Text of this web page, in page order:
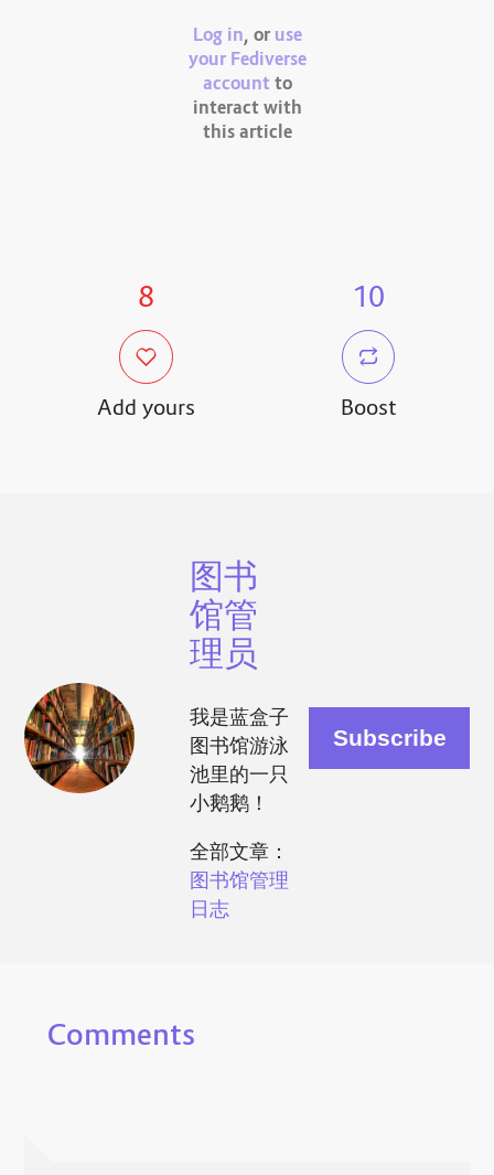
Log in, or use
your Fediverse
account to
interact with
this article
8
Add yours
10
Boost
图书
馆管
理员
我是蓝盒子
图书馆游泳
池里的一只
小鹅鹅！
全部文章：
图书馆管理
日志
Comments